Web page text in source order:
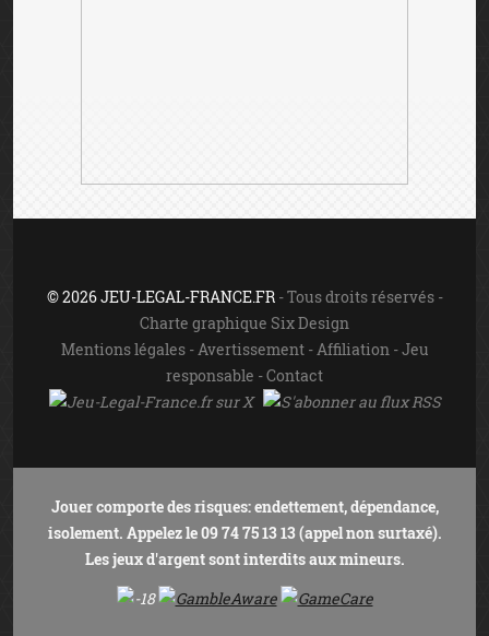
© 2026 JEU-LEGAL-FRANCE.FR- Tous droits réservés -
Charte graphique Six Design
Mentions légales-Avertissement-Affiliation-Jeu
responsable -Contact
Jouer comporte des risques: endettement, dépendance,
isolement. Appelez le 09 74 75 13 13 (appel non surtaxé).
Les jeux d'argent sont interdits aux mineurs.